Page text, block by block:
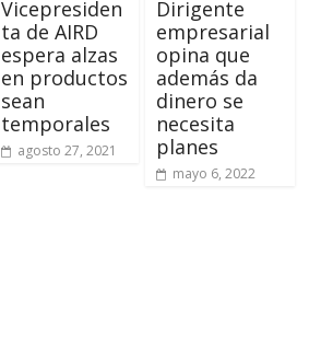
Vicepresiden
ta de AIRD
espera alzas
en productos
sean
temporales
agosto 27, 2021
Dirigente
empresarial
opina que
además da
dinero se
necesita
planes
mayo 6, 2022